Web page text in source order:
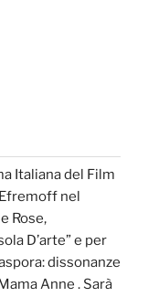
Italiana del Film
Efremoff nel
Rose,
D’arte” e per
dissonanze
Anne . Sarà